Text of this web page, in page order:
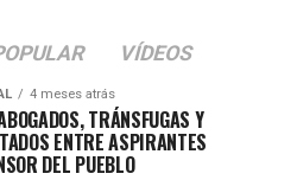
VÍDEOS
4 meses atrás
TRÁNSFUGAS Y
ENTRE ASPIRANTES
DEL PUEBLO